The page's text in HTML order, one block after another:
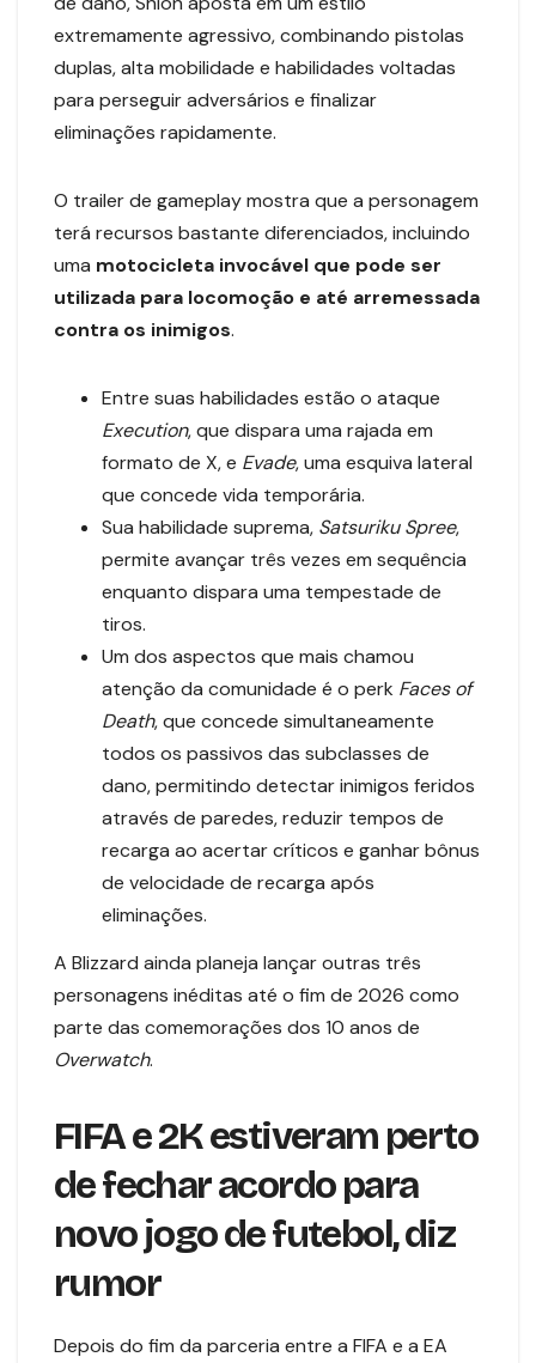
extremamente agressivo, combinando pistolas
duplas, alta mobilidade e habilidades voltadas
para perseguir adversários e finalizar
eliminações rapidamente.
O trailer de gameplay mostra que a personagem
terá recursos bastante diferenciados, incluindo
uma motocicleta invocável que pode ser
utilizada para locomoção e até arremessada
contra os inimigos.
Entre suas habilidades estão o ataque
Execution, que dispara uma rajada em
formato de X, e Evade, uma esquiva lateral
que concede vida temporária.
Sua habilidade suprema, Satsuriku Spree,
permite avançar três vezes em sequência
enquanto dispara uma tempestade de
tiros.
Um dos aspectos que mais chamou
atenção da comunidade é o perk Faces of
Death, que concede simultaneamente
todos os passivos das subclasses de
dano, permitindo detectar inimigos feridos
através de paredes, reduzir tempos de
recarga ao acertar críticos e ganhar bônus
de velocidade de recarga após
eliminações.
A Blizzard ainda planeja lançar outras três
personagens inéditas até o fim de 2026 como
parte das comemorações dos 10 anos de
Overwatch.
FIFA e 2K estiveram perto
de fechar acordo para
novo jogo de futebol, diz
rumor
Depois do fim da parceria entre a FIFA e a EA